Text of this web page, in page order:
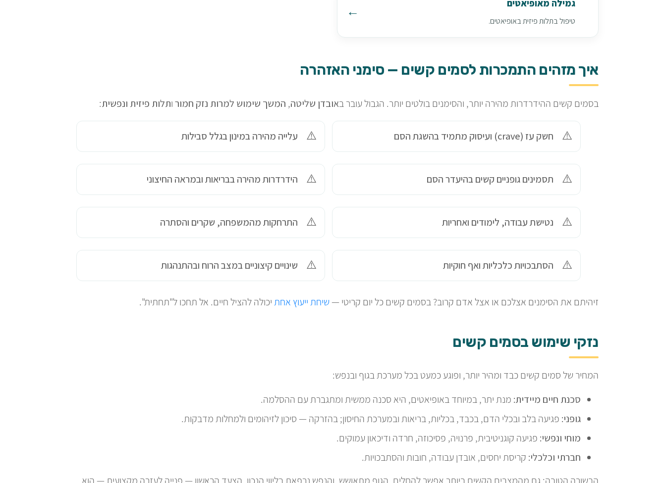
גמילה מאופיאטים
טיפול בתלות פיזית באופיאטים.
איך מזהים התמכרות לסמים קשים — סימני האזהרה
בסמים קשים ההידרדרות מהירה יותר, והסימנים בולטים יותר. הגבול עובר באובדן שליטה, המשך שימוש למרות נזק חמורותלות פיזית ונפשית:
חשק עז (crave) ועיסוק מתמיד בהשגת הסם עלייה מהירה במינון בגלל סבילות
תסמינים גופניים קשים בהיעדר הסם הידרדרות מהירה בבריאות ובמראה החיצוני
נטישת עבודה, לימודים ואחריות התרחקות מהמשפחה, שקרים והסתרה
הסתבכויות כלכליות ואף חוקיות שינויים קיצוניים במצב הרוח ובהתנהגות
זיהיתם את הסימנים אצלכם או אצל אדם קרוב? בסמים קשים כל יום קריטי —שיחת ייעוץ אחתיכולה להציל חיים. אל תחכו ל"תחתית".
נזקי שימוש בסמים קשים
המחיר של סמים קשים כבד ומהיר יותר, ופוגע כמעט בכל מערכת בגוף ובנפש:
סכנת חיים מיידית: מנת יתר, במיוחד באופיאטים, היא סכנה ממשית ומתגברת עם ההסלמה.
גופני: פגיעה בלב ובכלי הדם, בכבד, בכליות, בריאות ובמערכת החיסון; בהזרקה — סיכון לזיהומים ולמחלות מדבקות.
מוחי ונפשי: פגיעה קוגניטיבית, פרנויה, פסיכוזה, חרדה ודיכאון עמוקים.
חברתי וכלכלי: קריסת יחסים, אובדן עבודה, חובות והסתבכויות.